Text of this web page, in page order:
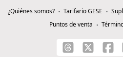
¿Quiénes somos? Tarifario GESE
Puntos de venta